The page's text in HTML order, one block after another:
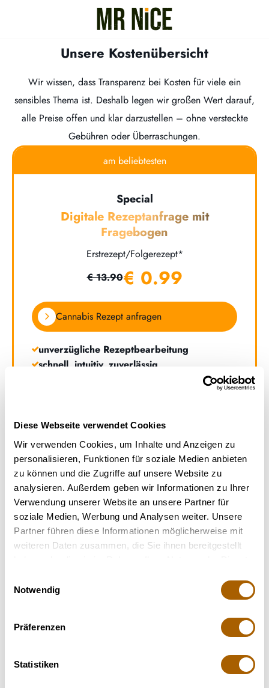
Diese Webseite verwendet Cookies
Wir verwenden Cookies, um Inhalte und Anzeigen zu
personalisieren, Funktionen für soziale Medien anbieten
zu können und die Zugriffe auf unsere Website zu
analysieren. Außerdem geben wir Informationen zu Ihrer
Verwendung unserer Website an unsere Partner für
soziale Medien, Werbung und Analysen weiter. Unsere
Partner führen diese Informationen möglicherweise mit
weiteren Daten zusammen, die Sie ihnen bereitgestellt
Notwendig
Präferenzen
Statistiken
Unsere Kostenübersicht
Wir wissen, dass Transparenz bei Kosten für viele ein
sensibles Thema ist. Deshalb legen wir großen Wert darauf,
alle Preise offen und klar darzustellen – ohne versteckte
Gebühren oder Überraschungen.
am beliebtesten
Special
Digitale Rezeptanfrage mit
Fragebogen
Erstrezept/Folgerezept*
€ 13.90€ 0.99
Cannabis Rezept anfragen
unverzügliche Rezeptbearbeitung
schnell, intuitiv, zuverlässig
inkl. beliebter Mary Jane Whatsapp Support
*Folgerezepte für 13,90€
-
Online Arztgespräch
Gespräch anfragen
100% diskret